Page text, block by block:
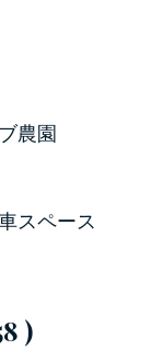
サンスの発
眺めるこ
ス、オリ
ンス様式
レモンの
農園
スペース
)